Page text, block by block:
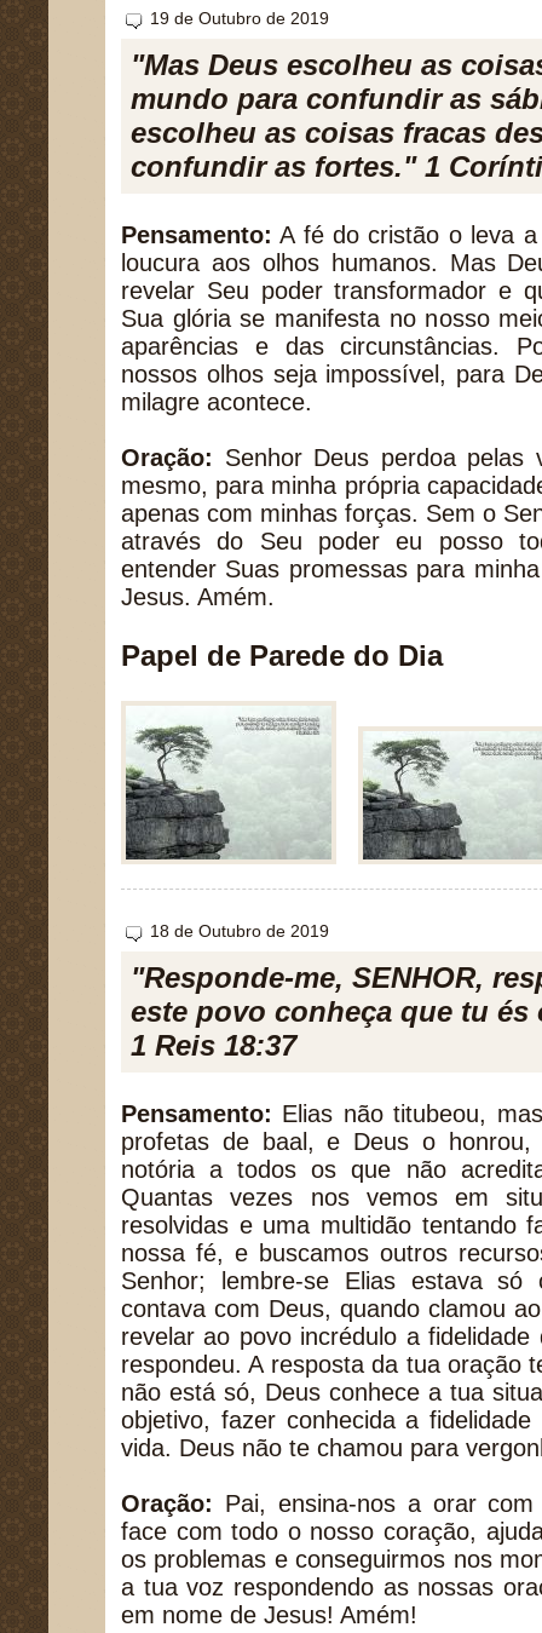
19 de Outubro de 2019
"Mas Deus escolheu as
mundo para confundir as
escolheu as coisas fracas
confundir as fortes." 1
Pensamento: A fé do cristão o leva
loucura aos olhos humanos. Mas
revelar Seu poder transformador e
Sua glória se manifesta no nosso
aparências e das circunstâncias.
nossos olhos seja impossível, para
milagre acontece.
Oração: Senhor Deus perdoa pelas
mesmo, para minha própria
apenas com minhas forças. Sem o
através do Seu poder eu posso
entender Suas promessas para
Jesus. Amém.
Papel de Parede do Dia
18 de Outubro de 2019
"Responde-me, SENHOR,
este povo conheça que tu és
1 Reis 18:37
Pensamento: Elias não titubeou,
profetas de baal, e Deus o
notória a todos os que não
Quantas vezes nos vemos em
resolvidas e uma multidão tentando
nossa fé, e buscamos outros
Senhor; lembre-se Elias estava só
contava com Deus, quando clamou
revelar ao povo incrédulo a
respondeu. A resposta da tua oração
não está só, Deus conhece a tua
objetivo, fazer conhecida a
vida. Deus não te chamou para
Oração: Pai, ensina-nos a orar
face com todo o nosso coração,
os problemas e conseguirmos nos
a tua voz respondendo as nossas
em nome de Jesus! Amém!